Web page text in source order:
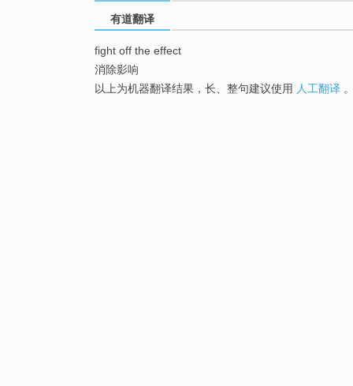
有道翻译
fight off the effect
消除影响
以上为机器翻译结果，长、整句建议使用 人工翻译